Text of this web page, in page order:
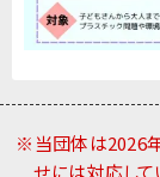
※当団体は2026
せには対応して